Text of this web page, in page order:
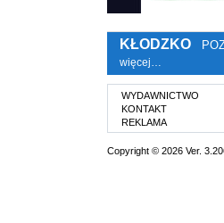
KŁODZKO
więcej…
WYDAWNICTWO
KONTAKT
REKLAMA
Copyright © 2026 Ver.